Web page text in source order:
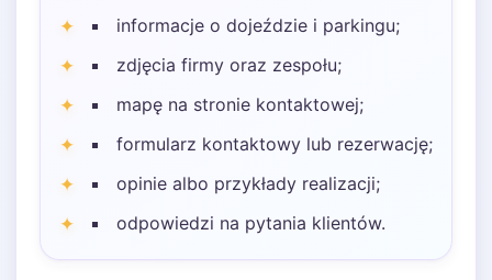
informacje o dojeździe i parkingu;
zdjęcia firmy oraz zespołu;
mapę na stronie kontaktowej;
formularz kontaktowy lub rezerwację;
opinie albo przykłady realizacji;
odpowiedzi na pytania klientów.